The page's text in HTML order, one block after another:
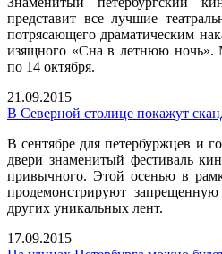
представит все лучшие
потрясающего драматическим
изящного «Сна в летнюю ночь».
по 14 октября.
21.09.2015
В Северной столице покажут
В сентябре для петербуржцев и
двери знаменитый фестиваль
привычного. Этой осенью в
продемонстрируют
других уникальных лент.
17.09.2015